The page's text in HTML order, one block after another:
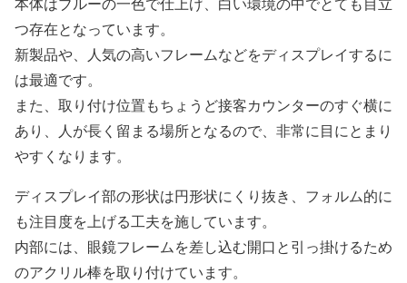
つ存在となっています。
新製品や、人気の高いフレームなどをディスプレイするに
は最適です。
また、取り付け位置もちょうど接客カウンターのすぐ横に
あり、人が長く留まる場所となるので、非常に目にとまり
やすくなります。
ディスプレイ部の形状は円形状にくり抜き、フォルム的に
も注目度を上げる工夫を施しています。
内部には、眼鏡フレームを差し込む開口と引っ掛けるため
のアクリル棒を取り付けています。